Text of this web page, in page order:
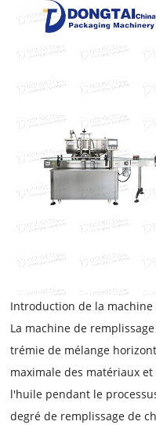
Introduction de la
La machine de
trémie de mélange
maximale des matériaux
l'huile pendant le
degré de remplissage de